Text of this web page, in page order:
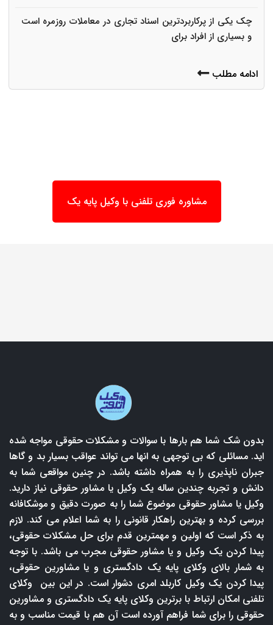
چک یکی از پرکاربردترین اسناد تجاری در معاملات روزمره است
و بسیاری از افراد برای
ادامه مطلب
مشاوره فوری تلفنی با وکیل پایه یک
بدون شک شما هم بارها با سوالات و مشکلات حقوقی مواجه شده
اید. مسائلی که بی توجهی به انها می تواند عواقب بسیار بد و گاها
جبران ناپذیری را به همراه داشته باشد. در چنین مواقعی شما به
دانش و تجربه چندین ساله یک وکیل یا مشاور حقوقی نیاز دارید.
وکیل یا مشاور حقوقی موضوع شما را به صورت دقیق و موشکافانه
بررسی کرده و بهترین راهکار قانونی را به شما اعلام می کند. لازم
به ذکر است که اولین و مهمترین قدم برای حل مشکلات حقوقی،
پیدا کردن یک وکیل و یا مشاور حقوقی مجرب می باشد. با توجه
به شمار بالای وکلای پایه یک دادگستری و یا مشاورین حقوقی،
پیدا کردن یک وکیل کاربلد امری دشوار است. در این بین وکلای
تلفنی امکان ارتباط با برترین وکلای پایه یک دادگستری و مشاورین
حقوقی را برای شما فراهم آورده است آن هم با قیمت مناسب و به